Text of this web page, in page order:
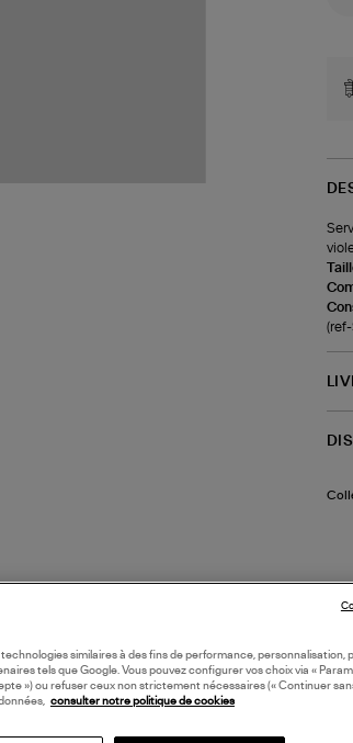
(ref-
similaires à des fins de performance, personnalisation,
tels que Google. Vous pouvez configurer vos choix via «
») ou refuser ceux non strictement nécessaires (« Continuer
consulter notre politique de cookies